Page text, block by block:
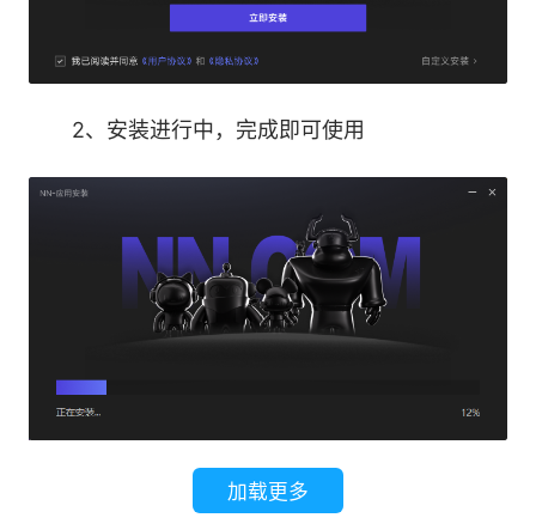
2、安装进行中，完成即可使用
加载更多